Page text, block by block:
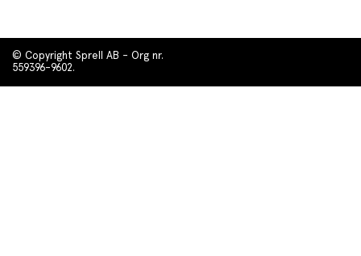
© Copyright Sprell AB - Org nr.
559396-9602.